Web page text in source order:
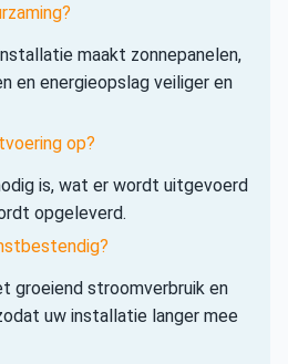
maakt zonnepanelen,
en energieopslag veiliger en
op?
is, wat er wordt uitgevoerd
opgeleverd.
groeiend stroomverbruik en
uw installatie langer mee